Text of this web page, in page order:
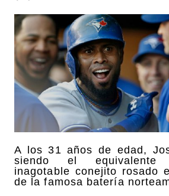
A los 31 años de edad,
siendo el equivalente
inagotable conejito rosado
de la famosa batería